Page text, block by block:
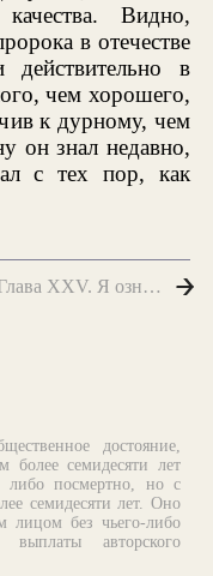
Видно,
в отечестве
в
чем хорошего,
к дурному, чем
он знал недавно,
с тех пор, как
Глава XXV. Я ознакомливаюсь
достояние,
более семидесяти лет
либо посмертно, но с
семидесяти лет. Оно
лицом без чьего-либо
авторского